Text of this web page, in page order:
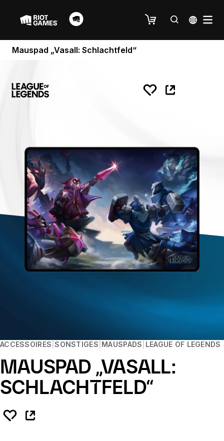
Mauspad „Vasall: Schlachtfeld“
ACCESSOIRES SONSTIGES MAUSPADS LEAGUE OF LEGENDS
MAUSPAD „VASALL:
SCHLACHTFELD“